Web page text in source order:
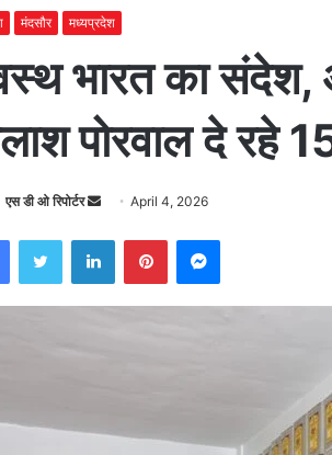
मंदसौर मध्यप्रदेश
भारत का संदेश,
पोरवाल दे रहे
एस डी ओ रिपोर्टर
SendApril 4, 2026
FacebookTwitter LinkedInPinterestMessenger